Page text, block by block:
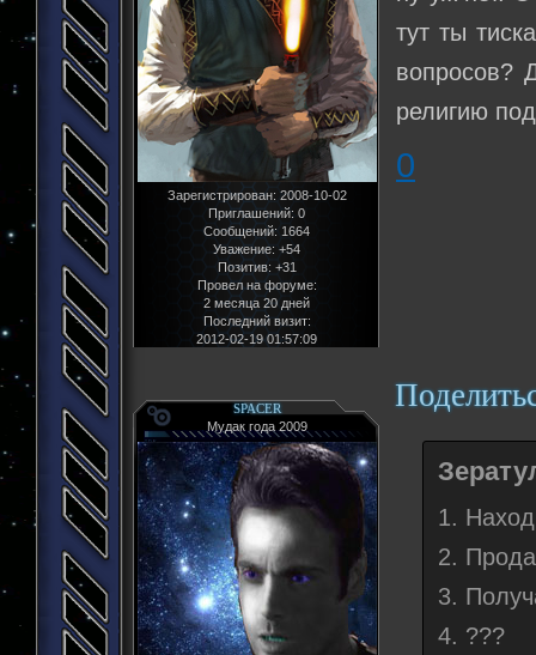
Зарегистрирован: 2008-10-02
Приглашений: 0
Сообщений: 1664
Уважение: +54
Позитив: +31
Провел на форуме:
2 месяца 20 дней
Последний визит:
2012-02-19 01:57:09
тут ты
вопросов?
религию
0
SPACER
Мудак года 2009
1.
2.
3.
4. ???